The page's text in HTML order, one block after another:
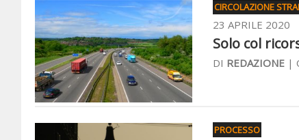
CIRCOLAZIONE
23 APRILE 2020
Solo col
DI REDAZIONE |
PROCESSO